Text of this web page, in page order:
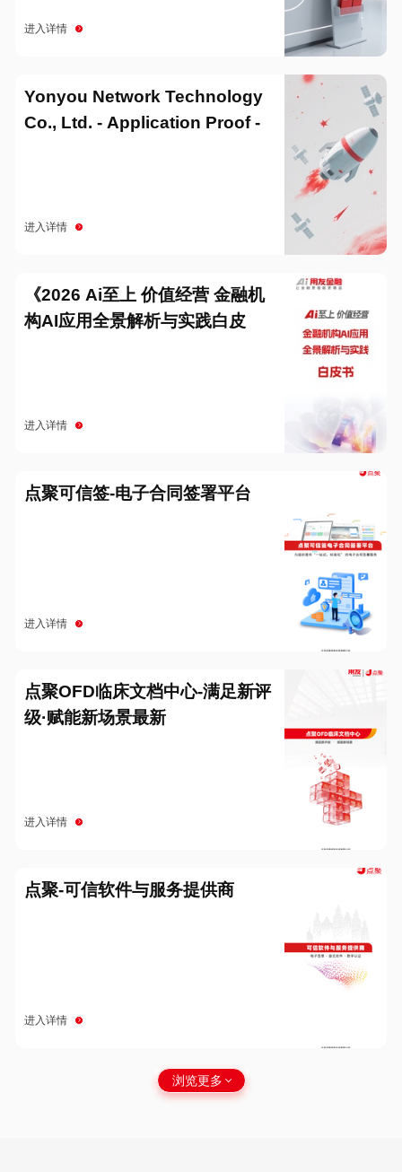
进入详情
Yonyou Network Technology
Co., Ltd. - Application Proof -
进入详情
《2026 Ai至上 价值经营 金融机
构AI应用全景解析与实践白皮
进入详情
点聚可信签-电子合同签署平台
进入详情
点聚OFD临床文档中心-满足新评
级·赋能新场景最新
进入详情
点聚-可信软件与服务提供商
进入详情
浏览更多